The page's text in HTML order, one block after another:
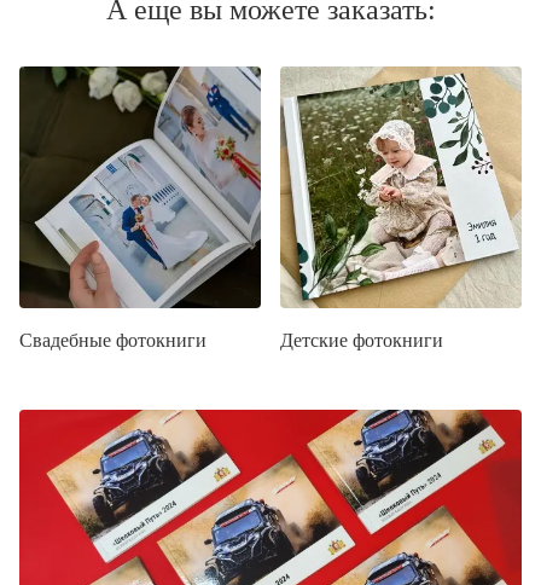
А еще вы можете заказать:
Свадебные фотокниги Детские фотокниги